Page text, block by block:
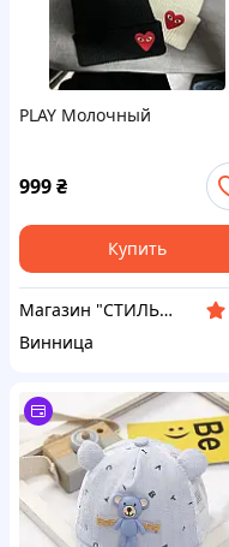
PLAY Молочный
999₴
Купить
Магазин "СТИЛЬНИЙ МОЛОДІЖНИЙ ОДЯГ"
Винница